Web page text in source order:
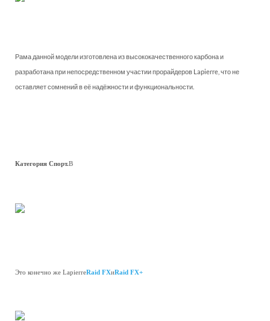
Рама данной модели изготовлена из высококачественного карбона и
разработана при непосредственном участии прорайдеров Lapierre, что не
оставляет сомнений в её надёжности и функциональности.
Категория Спорт.В
Это конечно же LapierreRaid FXиRaid FX+